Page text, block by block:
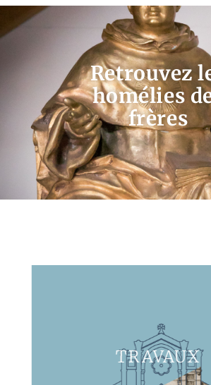
Retrouvez
homélies
frères
TRAVAUX